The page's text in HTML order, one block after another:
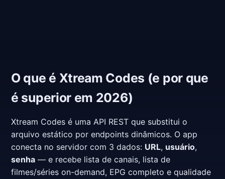
O que é Xtream Codes (e por que
é superior em 2026)
Xtream Codes é uma API REST que substitui o
arquivo estático por endpoints dinâmicos. O app
conecta no servidor com 3 dados: URL, usuário,
senha — e recebe lista de canais, lista de
filmes/séries on-demand, EPG completo e qualidade